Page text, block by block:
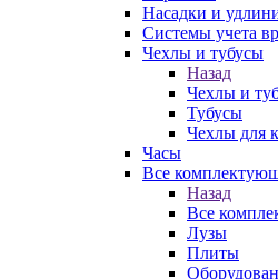
Насадки и
Системы учета
Чехлы и тубусы
Назад
Чехлы и
Тубусы
Чехлы для
Часы
Все
Назад
Все
Лузы
Плиты